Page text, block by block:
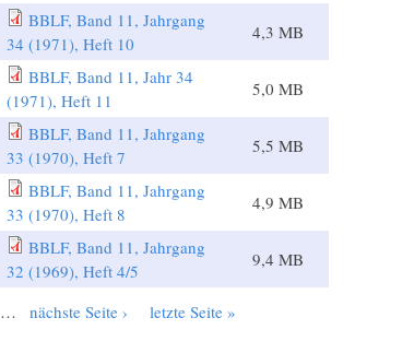
BBLF, Band 11, Jahrgang
34 (1971), Heft 10
4,3 MB
BBLF, Band 11, Jahr 34
(1971), Heft 11
5,0 MB
BBLF, Band 11, Jahrgang
33 (1970), Heft 7
5,5 MB
BBLF, Band 11, Jahrgang
33 (1970), Heft 8
4,9 MB
BBLF, Band 11, Jahrgang
32 (1969), Heft 4/5
9,4 MB
… nächste Seite ›
letzte Seite »